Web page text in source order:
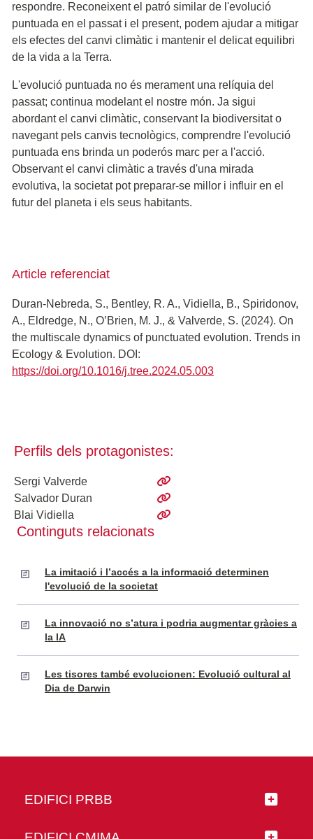
respondre. Reconeixent el patró similar de l'evolució
puntuada en el passat i el present, podem ajudar a mitigar
els efectes del canvi climàtic i mantenir el delicat equilibri
de la vida a la Terra.
L'evolució puntuada no és merament una relíquia del
passat; continua modelant el nostre món. Ja sigui
abordant el canvi climàtic, conservant la biodiversitat o
navegant pels canvis tecnològics, comprendre l'evolució
puntuada ens brinda un poderós marc per a l'acció.
Observant el canvi climàtic a través d'una mirada
evolutiva, la societat pot preparar-se millor i influir en el
futur del planeta i els seus habitants.
Article referenciat
Duran-Nebreda, S., Bentley, R. A., Vidiella, B., Spiridonov,
A., Eldredge, N., O’Brien, M. J., & Valverde, S. (2024). On
the multiscale dynamics of punctuated evolution. Trends in
Ecology & Evolution. DOI:
https://doi.org/10.1016/j.tree.2024.05.003
Perfils dels protagonistes:
Sergi Valverde
Salvador Duran
Blai Vidiella
Continguts relacionats
La imitació i l’accés a la informació determinen
l'evolució de la societat
La innovació no s’atura i podria augmentar gràcies a
la IA
Les tisores també evolucionen: Evolució cultural al
Dia de Darwin
EDIFICI PRBB